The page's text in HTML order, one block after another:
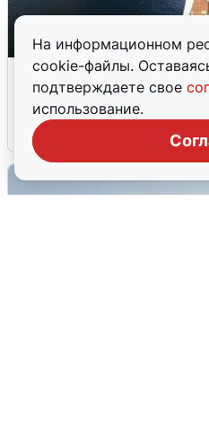
На информационном
cookie-файлы.
подтверждаете свое
использование.
Ночная атака БПЛА
попадания и
6 августа